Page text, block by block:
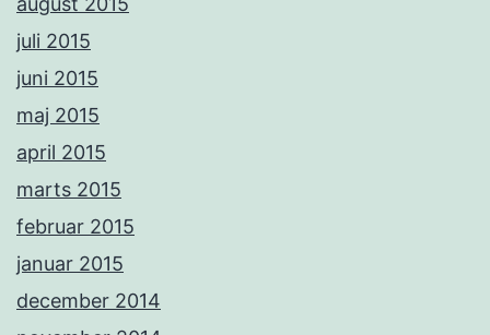
juli 2015
juni 2015
maj 2015
april 2015
marts 2015
februar 2015
januar 2015
december 2014